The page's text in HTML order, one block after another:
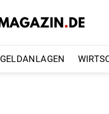
GELDANLAGEN